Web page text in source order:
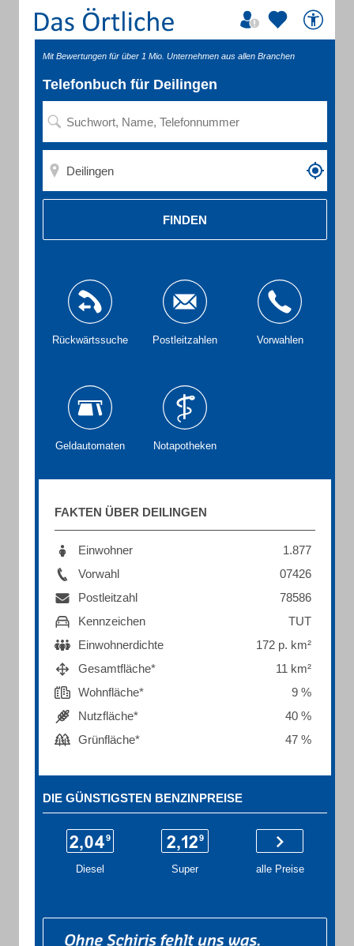
Mit Bewertungen für über 1 Mio. Unternehmen aus allen Branchen
Telefonbuch für Deilingen
FINDEN
Rückwärtssuche Postleitzahlen Vorwahlen
Geldautomaten Notapotheken
FAKTEN ÜBER DEILINGEN
Einwohner
1.877
Vorwahl
07426
Postleitzahl
78586
Kennzeichen
TUT
Einwohnerdichte
172 p. km²
Gesamtfläche*
11 km²
Wohnfläche*
9 %
Nutzfläche*
40 %
Grünfläche*
47 %
DIE GÜNSTIGSTEN BENZINPREISE
Diesel Super alle Preise